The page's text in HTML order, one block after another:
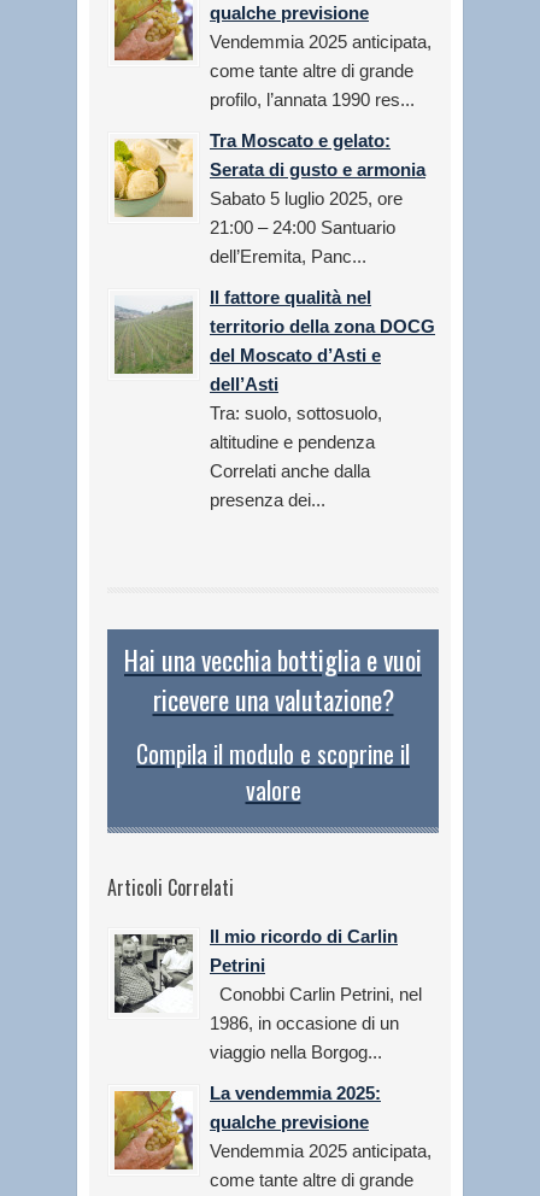
qualche previsione
Vendemmia 2025 anticipata,
come tante altre di grande
profilo, l’annata 1990 res...
Tra Moscato e gelato:
Serata di gusto e armonia
Sabato 5 luglio 2025, ore
21:00 – 24:00 Santuario
dell’Eremita, Panc...
Il fattore qualità nel
territorio della zona DOCG
del Moscato d’Asti e
dell’Asti
Tra: suolo, sottosuolo,
altitudine e pendenza
Correlati anche dalla
presenza dei...
Hai una vecchia bottiglia e vuoi
ricevere una valutazione?
Compila il modulo e scoprine il
valore
Articoli Correlati
Il mio ricordo di Carlin
Petrini
Conobbi Carlin Petrini, nel
1986, in occasione di un
viaggio nella Borgog...
La vendemmia 2025:
qualche previsione
Vendemmia 2025 anticipata,
come tante altre di grande